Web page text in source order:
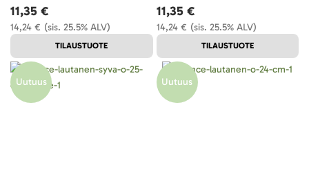
(sis. 25.5% ALV)
14,24 €
11,35 €
TILAUSTUOTE
(sis. 25.5% ALV)
14,24 €
11,35 €
TILAUSTUOTE
Uutuus Uutuus